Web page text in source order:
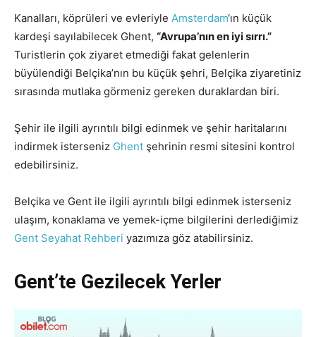
Kanalları, köprüleri ve evleriyle Amsterdam‘ın küçük
kardeşi sayılabilecek Ghent, “Avrupa’nın en iyi sırrı.”
Turistlerin çok ziyaret etmediği fakat gelenlerin
büyülendiği Belçika’nın bu küçük şehri, Belçika ziyaretiniz
sırasında mutlaka görmeniz gereken duraklardan biri.
Şehir ile ilgili ayrıntılı bilgi edinmek ve şehir haritalarını
indirmek isterseniz Ghent şehrinin resmi sitesini kontrol
edebilirsiniz.
Belçika ve Gent ile ilgili ayrıntılı bilgi edinmek isterseniz
ulaşım, konaklama ve yemek-içme bilgilerini derlediğimiz
Gent Seyahat Rehberi yazımıza göz atabilirsiniz.
Gent’te Gezilecek Yerler